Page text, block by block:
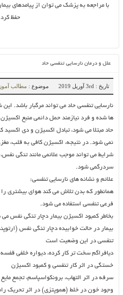
با مراجعه به پزشک می توان از پیامدهای
حفظ
علل و درمان نارسایی تنفسی حاد
تاریخ : 3rd آوریل 2019 موضوع : مطالب
نارسایی تنفسی حاد می تواند مرگبار باشد.
ها شده و فرد نیازمند حمل دائمی منبع
حاد مبتلا می شود، تبادل اکسیژن و دی اکسید
نمی شود. در نتیجه، اکسیژن کافی به قلب،
شرایط می تواند موجب علائمی مانند تنگی
سردرگمی شود.
علائم و نشانه های نارسایی تنفسی:
همانطور که بدن تلاش می کند هوای بیشتری
فرعی تنفسی استفاده می شود.
بخاطر کمبود اکسیژن بیمار دچار تنگی نفس
بیمار در حالت خوابیده دچار تنگی نفس
تنفسی در این وضعیت است
دیافراگم سخت تر کار کرده، دیواره خلفی
خستگی در اثر کار تنفسی و کمبود اکسیژن
سرفه در اثر التهاب، برونکواسپاسم، تجمع
وجود خون در خلط (هموپتزی) در اثر تحریک